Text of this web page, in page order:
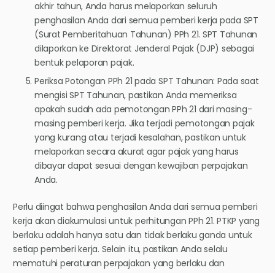
akhir tahun, Anda harus melaporkan seluruh
penghasilan Anda dari semua pemberi kerja pada SPT
(Surat Pemberitahuan Tahunan) PPh 21. SPT Tahunan
dilaporkan ke Direktorat Jenderal Pajak (DJP) sebagai
bentuk pelaporan pajak.
Periksa Potongan PPh 21 pada SPT Tahunan: Pada saat
mengisi SPT Tahunan, pastikan Anda memeriksa
apakah sudah ada pemotongan PPh 21 dari masing-
masing pemberi kerja. Jika terjadi pemotongan pajak
yang kurang atau terjadi kesalahan, pastikan untuk
melaporkan secara akurat agar pajak yang harus
dibayar dapat sesuai dengan kewajiban perpajakan
Anda.
Perlu diingat bahwa penghasilan Anda dari semua pemberi
kerja akan diakumulasi untuk perhitungan PPh 21. PTKP yang
berlaku adalah hanya satu dan tidak berlaku ganda untuk
setiap pemberi kerja. Selain itu, pastikan Anda selalu
mematuhi peraturan perpajakan yang berlaku dan